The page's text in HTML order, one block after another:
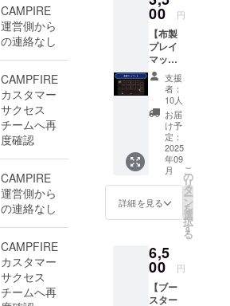
CAMPIRE
運営側から
の連絡なし
CAMPFIRE
カスタマー
サクセス
チームへ再
度確認
CAMPIRE
運営側から
の連絡なし
CAMPFIRE
カスタマー
サクセス
チームへ再
に掲載
いたし
ます ・
複数の
プラ
ン、ま
た同じ
プラン
を複数
ご支援
いただ
いた場
合も掲
載させ
お名前
は1つと
す ・公
序良俗
に反す
るお名
間：
2025年
9月1日
から事
業が存
続する
限り掲
載 ・掲
載方
法：ロ
ゴなど
の画像
(文字の
みも可)
ク付き
バナー
ず備考
欄に希
望され
るお名
内のみ
です。
「ホー
ムペー
ジに支
援者と
して掲
載」に
ついて
※掲載期
間：
2025年
9月1日
から事
業が存
続する
法：文
字の
み、ロ
ゴ／バ
り×3点
(描き下
ろしイ
ラスト
スリー
ブ3種)
・ホー
ムペー
ジに支
援者と
して掲
載(文字
情報の
み) ※ク
ラウド
ファン
ド、
ブース
ター
パック
の特典
00 円
【布製
プレイ
マッ
ト】
ゲーム
時に使
用する
ことの
できる
公式プ
レイ
マット
です。※
クラウ
ドファ
ンディ
定カー
ドは付
属しま
せん ・
プレイ
支援
者：
10人
お届
け予
定：
2025
年09
月
詳細を見る
こ
の
リ
タ
ー
ン
を
選
択
す
る
6,5
00 円
【ブー
スター